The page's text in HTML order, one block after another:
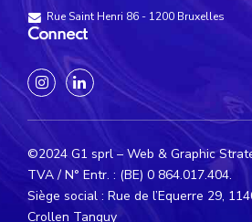
Rue Saint Henri 86 - 1200 Bruxelles
Connect
©2024 G1 sprl – Web & Graphic
TVA / N° Entr. : (BE) 0 864.017.404.
Siège social : Rue de l’Equerre 29,
Crollen Tanguy